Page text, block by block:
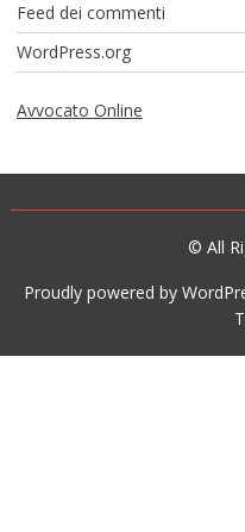
Feed dei commenti
WordPress.org
Avvocato Online
© All
Proudly powered by